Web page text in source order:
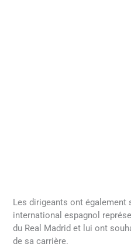
Les dirigeants ont également
international espagnol
du Real Madrid et lui ont
de sa carrière.